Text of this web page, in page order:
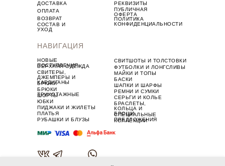
НАВИГАЦИЯ
ДОСТАВКА
ВОЗВРАТ
СОСТАВ И
УХОД
РЕКВИЗИТЫ
ПОЛИТИКА
КОНФИДЕНЦИАЛЬНОСТИ
ОПЛАТА
ПУБЛИЧНАЯ
ОФЕРТА
ПЛАТЬЯ
ПИДЖАКИ И ЖИЛЕТЫ
НОВЫЕ
ПОСТУПЛЕНИЯ
СВИТЕРЫ,
ДЖЕМПЕРЫ И
КАРДИГАНЫ
ШОРТЫ
БРЮКИ
ТРИКОТАЖНЫЕ
БРЮКИ
ЮБКИ
ВЕРХНЯЯ ОДЕЖДА
РУБАШКИ И БЛУЗЫ
СПЕЦИАЛЬНЫЕ
ПРЕДЛОЖЕНИЯ
КОЛЛЕКЦИИ
БАСКИ
РЕМНИ И СУМКИ
ФУТБОЛКИ И ЛОНГСЛИВЫ
СВИТШОТЫ И ТОЛСТОВКИ
МАЙКИ И ТОПЫ
БРАСЛЕТЫ,
КОЛЬЦА И
БРОШИ
СЕРЬГИ И КОЛЬЕ
ШАПКИ И ШАРФЫ